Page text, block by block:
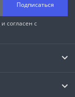
Подписаться
и согласен с